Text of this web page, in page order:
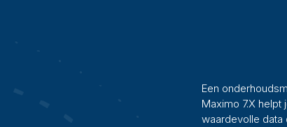
Een
Maximo 7.X
waardevolle data